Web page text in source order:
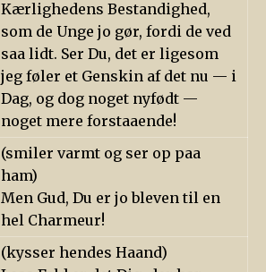
Kærlighedens Bestandighed,
som de Unge jo gør, fordi de ved
saa lidt. Ser Du, det er ligesom
jeg føler et Genskin af det nu — i
Dag, og dog noget nyfødt —
noget mere forstaaende!
(smiler varmt og ser op paa
ham)
Men Gud, Du er jo bleven til en
hel Charmeur!
(kysser hendes Haand)